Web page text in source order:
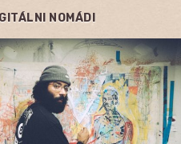
NOMÁDI